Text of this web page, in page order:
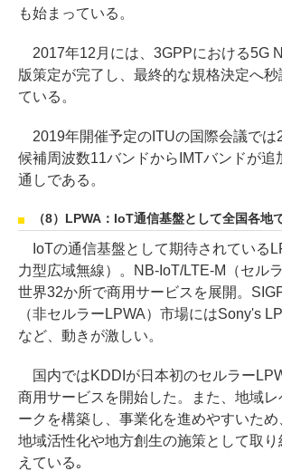
も始まっている。
2017年12月には、3GPPにおける5G
版策定が完了し、最終的な規格決定へ
ている。
2019年開催予定のITUの国際会議では
候補周波数11バンドからIMTバンドが追
通しである。
（8）LPWA：IoT通信基盤として全国各地
IoTの通信基盤として期待されている
力型広域無線）。NB-IoT/LTE-M（セル
世界32か所で商用サービスを展開。
（非セルラーLPWA）市場にはSony's
など、動きが激しい。
国内ではKDDIが日本初のセルラー
商用サービスを開始した。また、地域レ
ークを構築し、事業化を進めやすいた
地域活性化や地方創生の施策として取
えている｡